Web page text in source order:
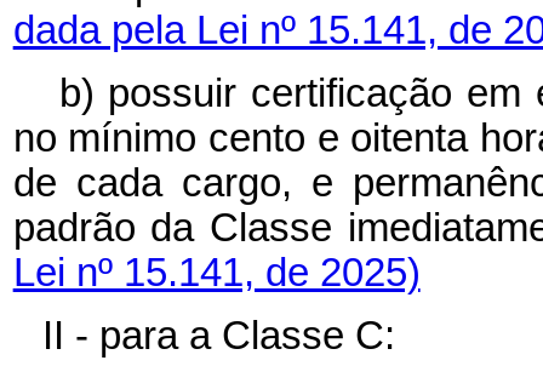
dada pela Lei nº 15.141, de
b) possuir certificação em
no mínimo cento e oitenta
de cada cargo, e
padrão da Classe
Lei nº 15.141, de 2025)
II - para a Classe C: